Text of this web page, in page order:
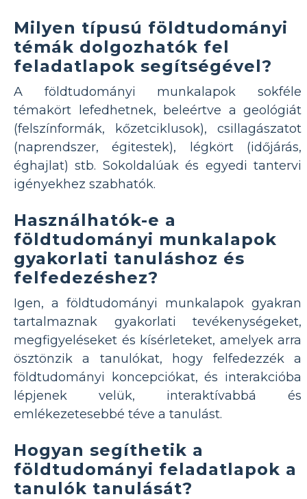
Milyen típusú földtudományi
témák dolgozhatók fel
feladatlapok segítségével?
A földtudományi munkalapok sokféle
témakört lefedhetnek, beleértve a geológiát
(felszínformák, kőzetciklusok), csillagászatot
(naprendszer, égitestek), légkört (időjárás,
éghajlat) stb. Sokoldalúak és egyedi tantervi
igényekhez szabhatók.
Használhatók-e a
földtudományi munkalapok
gyakorlati tanuláshoz és
felfedezéshez?
Igen, a földtudományi munkalapok gyakran
tartalmaznak gyakorlati tevékenységeket,
megfigyeléseket és kísérleteket, amelyek arra
ösztönzik a tanulókat, hogy felfedezzék a
földtudományi koncepciókat, és interakcióba
lépjenek velük, interaktívabbá és
emlékezetesebbé téve a tanulást.
Hogyan segíthetik a
földtudományi feladatlapok a
tanulók tanulását?